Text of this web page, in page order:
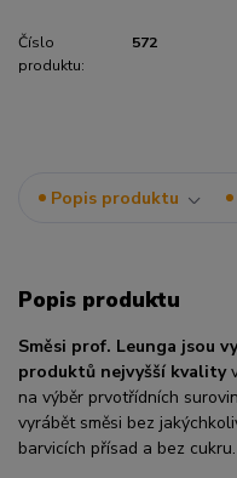
Číslo
produktu:
572
Popis produktu
Popis produktu
Směsi prof. Leunga jsou
produktů nejvyšší kvality
na výběr prvotřídních
vyrábět směsi bez
barvicích přísad a bez cukru.